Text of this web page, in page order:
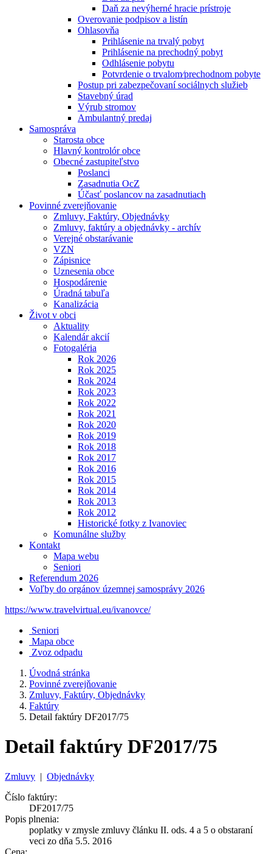
Daň za nevýherné hracie prístroje
Overovanie podpisov a listín
Ohlasovňa
Prihlásenie na trvalý pobyt
Prihlásenie na prechodný pobyt
Odhlásenie pobytu
Potvrdenie o trvalom⁄prechodnom pobyte
Postup pri zabezpečovaní sociálnych služieb
Stavebný úrad
Výrub stromov
Ambulantný predaj
Samospráva
Starosta obce
Hlavný kontrolór obce
Obecné zastupiteľstvo
Poslanci
Zasadnutia OcZ
Účasť poslancov na zasadnutiach
Povinné zverejňovanie
Zmluvy, Faktúry, Objednávky
Zmluvy, faktúry a objednávky - archív
Verejné obstarávanie
VZN
Zápisnice
Uznesenia obce
Hospodárenie
Úradná tabuľa
Kanalizácia
Život v obci
Aktuality
Kalendár akcií
Fotogaléria
Rok 2026
Rok 2025
Rok 2024
Rok 2023
Rok 2022
Rok 2021
Rok 2020
Rok 2019
Rok 2018
Rok 2017
Rok 2016
Rok 2015
Rok 2014
Rok 2013
Rok 2012
Historické fotky z Ivanoviec
Komunálne služby
Kontakt
Mapa webu
Seniori
Referendum 2026
Voľby do orgánov územnej samosprávy 2026
https://www.travelvirtual.eu/ivanovce/
Seniori
Mapa obce
Zvoz odpadu
Úvodná stránka
Povinné zverejňovanie
Zmluvy, Faktúry, Objednávky
Faktúry
Detail faktúry DF2017/75
Detail faktúry DF2017/75
Zmluvy | Objednávky
Číslo faktúry:
DF2017/75
Popis plnenia:
poplatky v zmysle zmluvy článku II. ods. 4 a 5 o obstaraní
veci zo dňa 5.5. 2016
Cena: